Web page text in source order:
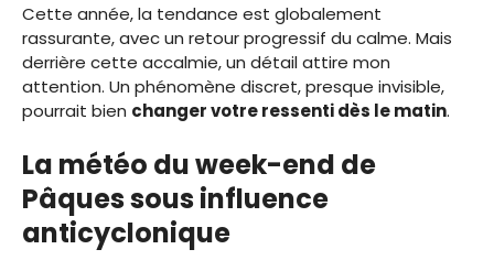
Cette année, la tendance est globalement
rassurante, avec un retour progressif du calme. Mais
derrière cette accalmie, un détail attire mon
attention. Un phénomène discret, presque invisible,
pourrait bien changer votre ressenti dès le matin.
La météo du week-end de
Pâques sous influence
anticyclonique